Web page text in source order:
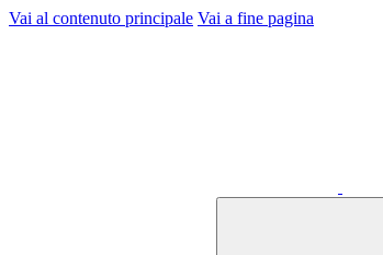
Vai al contenuto principale Vai a fine pagina